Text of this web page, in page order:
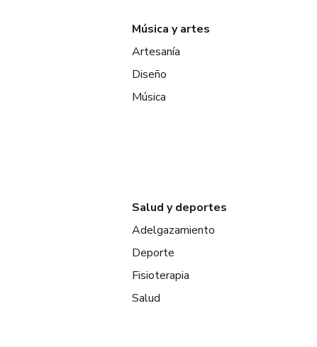
Música y artes
Artesanía
Diseño
Música
Salud y deportes
Adelgazamiento
Deporte
Fisioterapia
Salud